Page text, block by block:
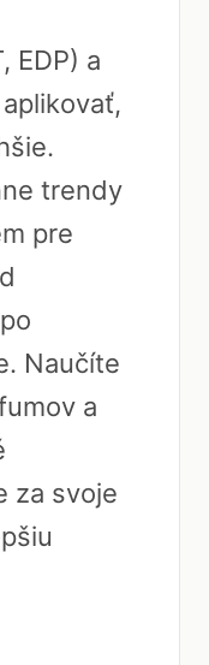
EDP) a
trendy
pre
Naučíte
a
za svoje